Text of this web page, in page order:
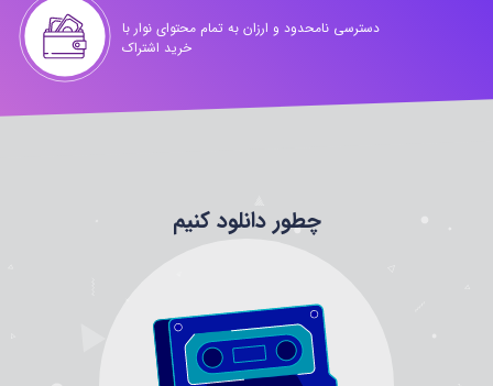
دسترسی نامحدود و ارزان به تمام محتوای نوار با
خرید اشتراک
چطور دانلود کنیم